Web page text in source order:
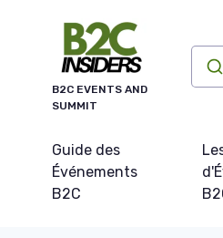
B2C EVENTS AND
SUMMIT
Guide des
Événements
B2C